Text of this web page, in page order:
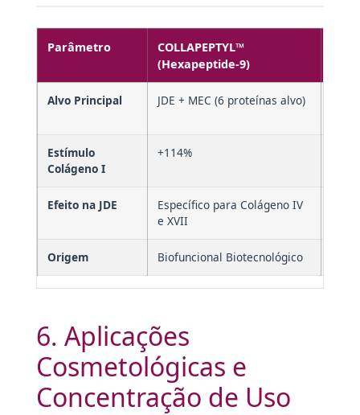
Parâmetro
COLLAPEPTYL™
(Hexapeptide-9)
Alvo Principal JDE + MEC (6 proteínas alvo)
Estímulo
Colágeno I
+114%
Efeito na JDE
Específico para Colágeno IV
e XVII
Origem Biofuncional Biotecnológico
6. Aplicações
Cosmetológicas e
Concentração de Uso